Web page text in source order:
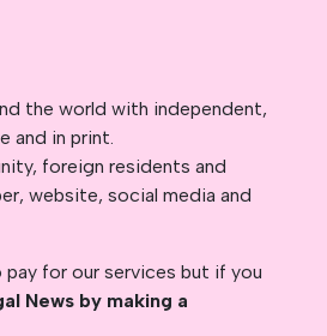
the world with independent,
and in print.
foreign residents and
website, social media and
for our services but if you
News by making a